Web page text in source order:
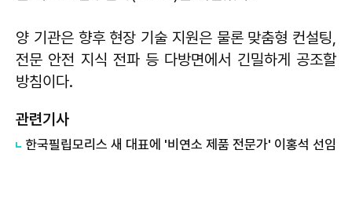
양 기관은 향후 현장 기술 지원은 물론 맞춤형 컨설팅,
전문 안전 지식 전파 등 다방면에서 긴밀하게 공조할
방침이다.
관련기사
한국필립모리스 새 대표에 '비연소 제품 전문가' 이홍석 선임